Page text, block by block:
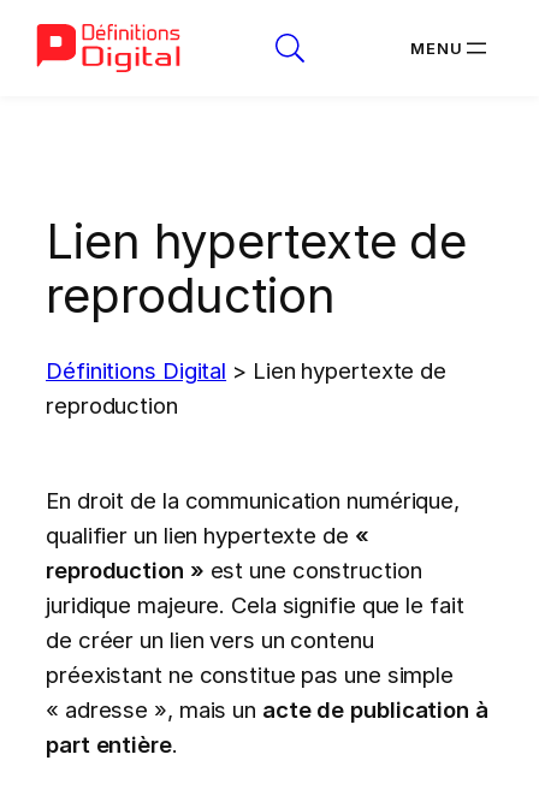
Lien hypertexte de
reproduction
Définitions Digital > Lien hypertexte de
reproduction
En droit de la communication numérique,
qualifier un lien hypertexte de «
reproduction » est une construction
juridique majeure. Cela signifie que le fait
de créer un lien vers un contenu
préexistant ne constitue pas une simple
« adresse », mais un acte de publication à
part entière.